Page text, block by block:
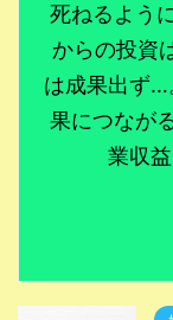
死ねるよう
からの投資
は成果出ず…
果につなが
業収